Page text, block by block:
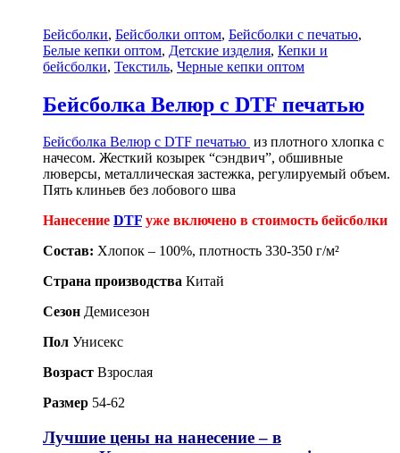
Бейсболки, Бейсболки оптом, Бейсболки с печатью,
Белые кепки оптом, Детские изделия, Кепки и
бейсболки, Текстиль, Черные кепки оптом
Бейсболка Велюр с DTF печатью
Бейсболка Велюр с DTF печатью из плотного хлопка с
начесом. Жесткий козырек “сэндвич”, обшивные
люверсы, металлическая застежка, регулируемый объем.
Пять клиньев без лобового шва
Нанесение DTF уже включено в стоимость бейсболки
Состав: Хлопок – 100%, плотность 330-350 г/м²
Страна производства Китай
Сезон Демисезон
Пол Унисекс
Возраст Взрослая
Размер 54-62
Лучшие цены на нанесение – в